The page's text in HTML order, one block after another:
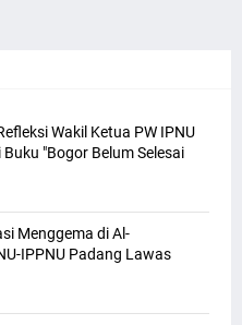
Wakil Ketua PW IPNU
"Bogor Belum Selesai
Menggema di Al-
IPPNU Padang Lawas